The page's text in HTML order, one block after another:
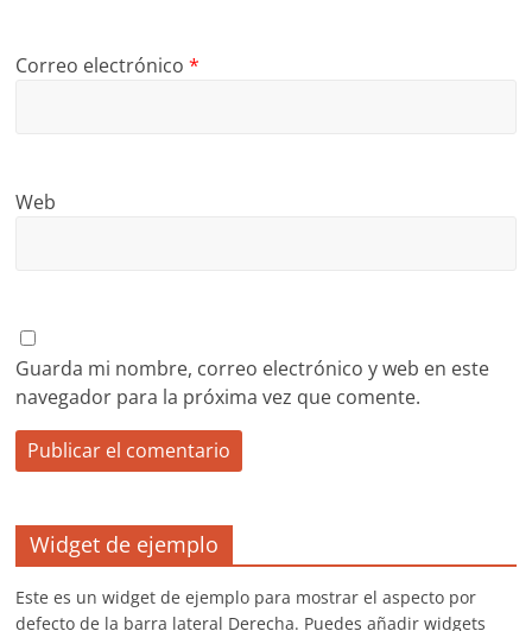
Correo electrónico*
Web
Guarda mi nombre, correo electrónico y web en este
navegador para la próxima vez que comente.
Widget de ejemplo
Este es un widget de ejemplo para mostrar el aspecto por
defecto de la barra lateral Derecha. Puedes añadir widgets